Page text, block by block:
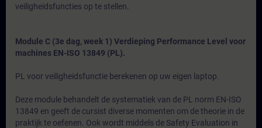
veiligheidsfuncties op te stellen.
Module C (3e dag, week 1) Verdieping Performance Level voor
machines EN-ISO 13849 (PL).
PL voor veiligheidsfunctie berekenen op uw eigen laptop.
Deze module behandelt de systematiek van de PL norm EN-ISO
13849 en geeft de cursist diverse momenten om de theorie in de
praktijk te oefenen. Ook wordt middels de Safety Evaluation in